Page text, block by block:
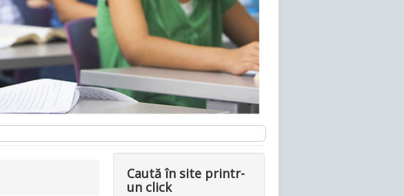
Caută în site printr-
un click